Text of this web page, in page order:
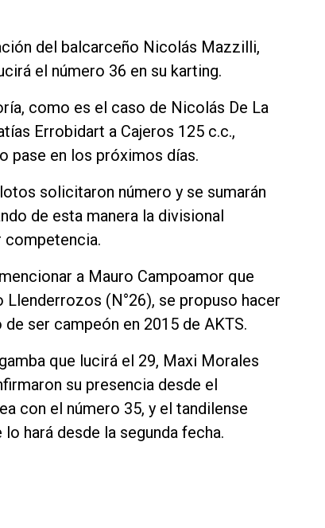
del balcarceño Nicolás Mazzilli,
el número 36 en su karting.
como es el caso de Nicolás De La
Errobidart a Cajeros 125 c.c.,
pase en los próximos días.
solicitaron número y se sumarán
de esta manera la divisional
competencia.
a Mauro Campoamor que
(N°26), se propuso hacer
ser campeón en 2015 de AKTS.
que lucirá el 29, Maxi Morales
su presencia desde el
con el número 35, y el tandilense
hará desde la segunda fecha.